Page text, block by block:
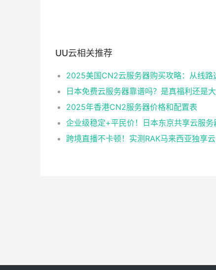
UU云相关推荐
日本免费云服务器靠谱吗？是真福利还是
2025年香港CN2服务器价格和配置表